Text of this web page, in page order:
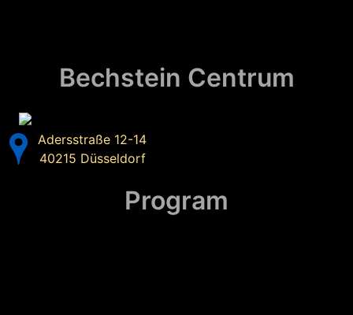
Bechstein Centrum
Adersstraße 12-14
40215 Düsseldorf
Program